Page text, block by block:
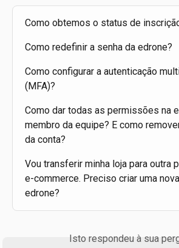
Como obtemos o status de
Como redefinir a senha da edrone?
Como configurar a autenticação
(MFA)?
Como dar todas as permissões na
membro da equipe? E como
da conta?
Vou transferir minha loja para outra
e-commerce. Preciso criar uma
edrone?
Isto respondeu à sua